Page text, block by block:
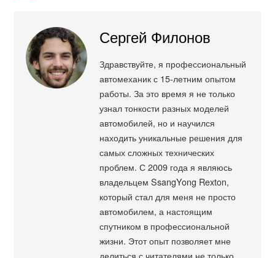
Сергей Филонов
Здравствуйте, я профессиональный
автомеханик с 15-летним опытом
работы. За это время я не только
узнал тонкости разных моделей
автомобилей, но и научился
находить уникальные решения для
самых сложных технических
проблем. С 2009 года я являюсь
владельцем SsangYong Rexton,
который стал для меня не просто
автомобилем, а настоящим
спутником в профессиональной
жизни. Этот опыт позволяет мне